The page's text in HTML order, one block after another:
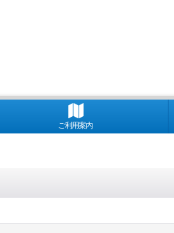
ご利用案内